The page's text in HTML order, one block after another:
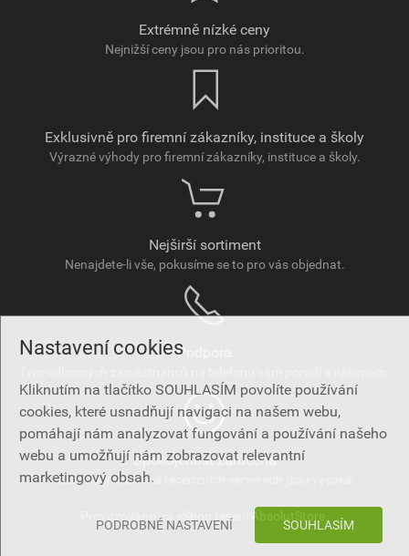
Nastavení cookies
Kliknutím na tlačítko SOUHLASÍM povolíte používání
cookies, které usnadňují navigaci na našem webu,
pomáhají nám analyzovat fungování a používání našeho
webu a umožňují nám zobrazovat relevantní
marketingový obsah.
PODROBNÉ NASTAVENÍ SOUHLASÍM
Extrémně nízké ceny
Nejnižší ceny jsou pro nás prioritou.
Exklusivně pro firemní zákazníky, instituce a školy
Výrazné výhody pro firemní zákazníky, instituce a školy.
Nejširší sortiment
Nenajdete-li vše, pokusíme se to pro vás objednat.
Podpora
Spokojenost zaručena
Naše hodnocení na recenzních serverech jsou vysoká.
Provozováno na eShop řešení